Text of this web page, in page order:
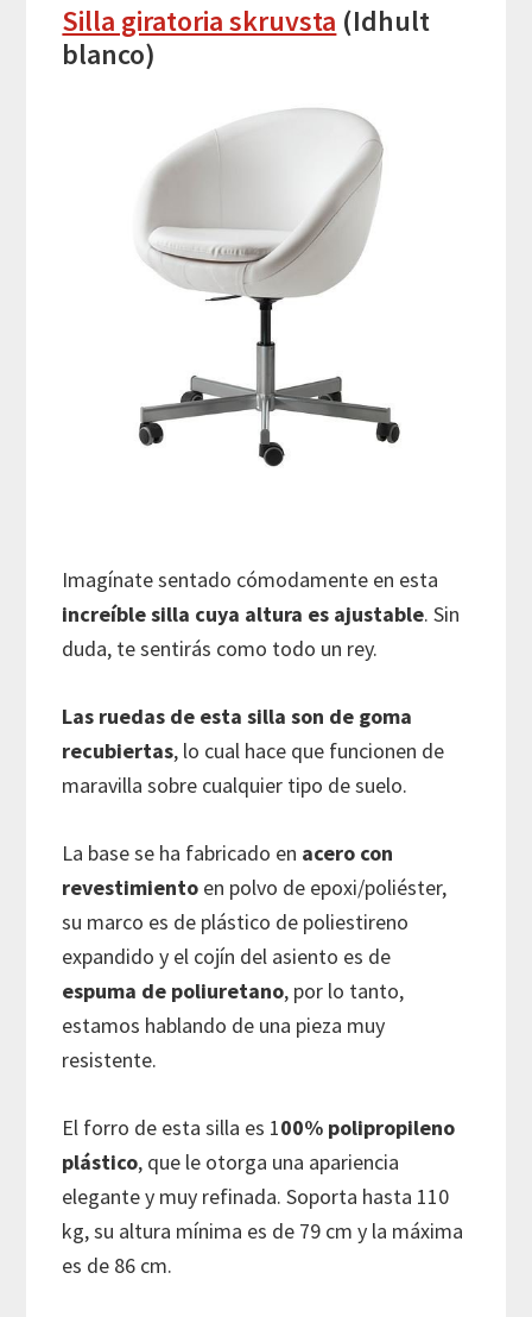
Silla giratoria skruvsta (Idhult
blanco)
Imagínate sentado cómodamente en esta
increíble silla cuya altura es ajustable. Sin
duda, te sentirás como todo un rey.
Las ruedas de esta silla son de goma
recubiertas, lo cual hace que funcionen de
maravilla sobre cualquier tipo de suelo.
La base se ha fabricado en acero con
revestimiento en polvo de epoxi/poliéster,
su marco es de plástico de poliestireno
expandido y el cojín del asiento es de
espuma de poliuretano, por lo tanto,
estamos hablando de una pieza muy
resistente.
El forro de esta silla es 100% polipropileno
plástico, que le otorga una apariencia
elegante y muy refinada. Soporta hasta 110
kg, su altura mínima es de 79 cm y la máxima
es de 86 cm.